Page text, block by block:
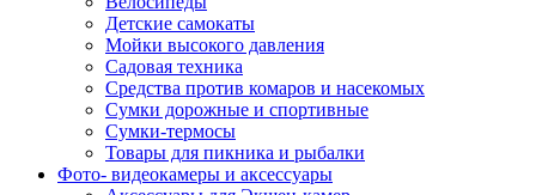
Детские самокаты
Мойки высокого давления
Садовая техника
Средства против комаров и насекомых
Сумки дорожные и спортивные
Сумки-термосы
Товары для пикника и рыбалки
Фото- видеокамеры и аксессуары